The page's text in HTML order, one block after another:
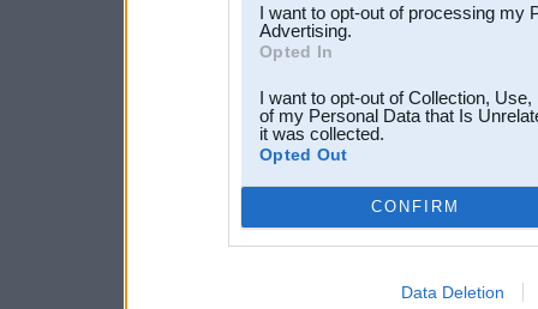
I want to opt-out of processing my
Advertising.
Opted In
I want to opt-out of Collection,
of my Personal Data that Is
it was collected.
Opted Out
CONFIRM
Data Deletion